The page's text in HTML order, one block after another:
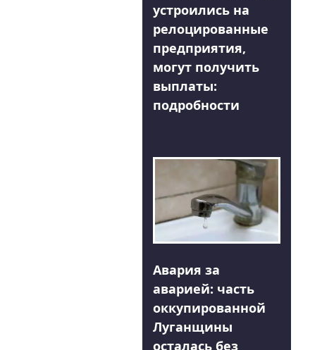
устроились на
релоцированные
предприятия,
могут получить
выплаты:
подробности
Авария за
аварией: часть
оккупированной
Луганщины
осталась без